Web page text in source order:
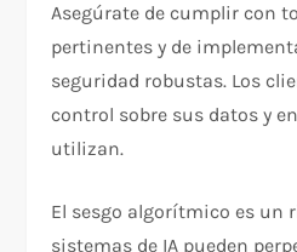
Asegúrate de cumplir con
pertinentes y de
seguridad robustas. Los
control sobre sus datos y
utilizan.
El sesgo algorítmico es un
sistemas de IA pueden